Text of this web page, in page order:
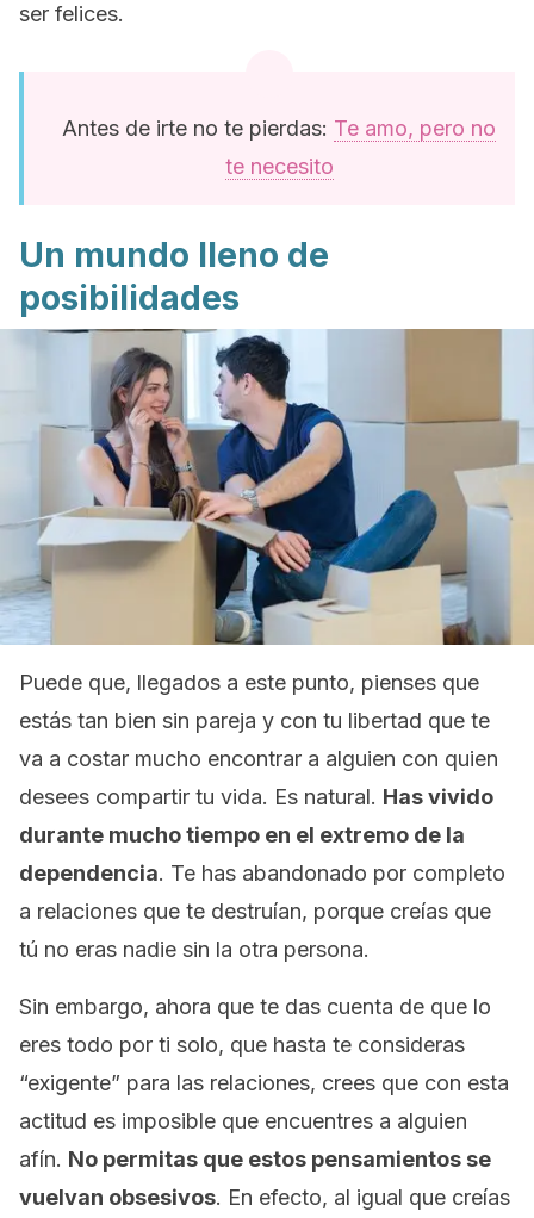
ser felices.
Antes de irte no te pierdas: Te amo, pero no
te necesito
Un mundo lleno de
posibilidades
Puede que, llegados a este punto, pienses que
estás tan bien sin pareja y con tu libertad que te
va a costar mucho encontrar a alguien con quien
desees compartir tu vida. Es natural. Has vivido
durante mucho tiempo en el extremo de la
dependencia. Te has abandonado por completo
a relaciones que te destruían, porque creías que
tú no eras nadie sin la otra persona.
Sin embargo, ahora que te das cuenta de que lo
eres todo por ti solo, que hasta te consideras
“exigente” para las relaciones, crees que con esta
actitud es imposible que encuentres a alguien
afín. No permitas que estos pensamientos se
vuelvan obsesivos. En efecto, al igual que creías